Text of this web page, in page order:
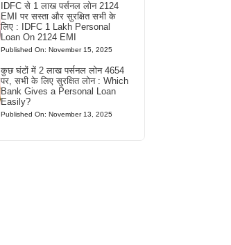
IDFC से 1 लाख पर्सनल लोन 2124
EMI पर सस्ता और सुरक्षित सभी के
लिए : IDFC 1 Lakh Personal
Loan On 2124 EMI
Published On: November 15, 2025
कुछ घंटों में 2 लाख पर्सनल लोन 4654
पर, सभी के लिए सुरक्षित लोन : Which
Bank Gives a Personal Loan
Easily?
Published On: November 13, 2025